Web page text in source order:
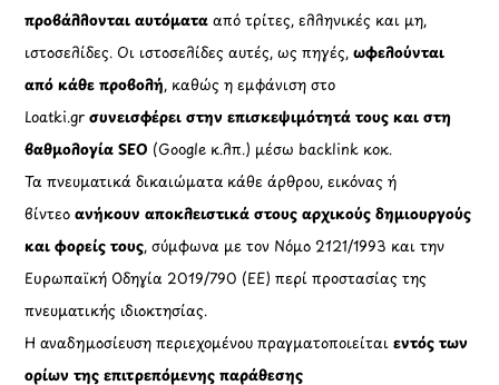
προβάλλονται αυτόματααπό τρίτες, ελληνικές και μη,
ιστοσελίδες. Οι ιστοσελίδες αυτές, ως πηγές,ωφελούνται
από κάθε προβολή, καθώς η εμφάνιση στο
Loatki.gr συνεισφέρει στην επισκεψιμότητά τους και στη
βαθμολογία SEO (Google κ.λπ.) μέσω backlink κοκ.
Τα πνευματικά δικαιώματα κάθε άρθρου, εικόνας ή
βίντεοανήκουν αποκλειστικά στους αρχικούς δημιουργούς
και φορείς τους, σύμφωνα με τον Νόμο 2121/1993 και την
Ευρωπαϊκή Οδηγία 2019/790 (ΕΕ) περί προστασίας της
πνευματικής ιδιοκτησίας.
Η αναδημοσίευση περιεχομένου πραγματοποιείταιεντός των
ορίων της επιτρεπόμενης παράθεσης